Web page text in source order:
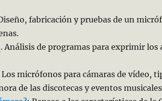
fabricación y pruebas de un
. Análisis de programas para exprimir los
Los micrófonos para cámaras de vídeo,
de las discotecas y eventos